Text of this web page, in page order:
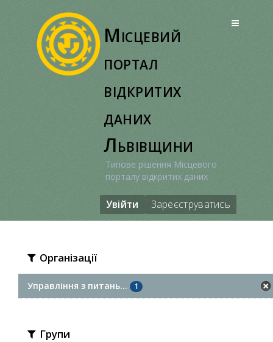
Місцевий
портал
відкритих
даних
Львівщини
Типове рішення Місцевого
порталу відкритих даних
Увійти Зареєструватись
Організації
Управління з питань... 1
Групи